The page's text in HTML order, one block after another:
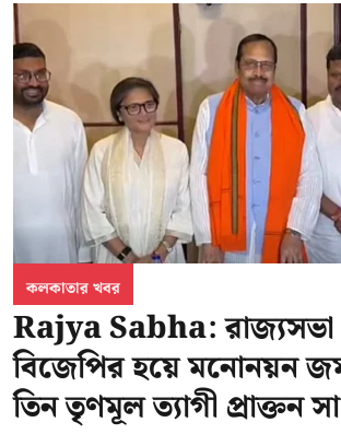
কলকাতার খবর
Rajya Sabha: রাজ্যসভা
বিজেপির হয়ে মনোনয়ন
তিন তৃণমূল ত্যাগী প্রাক্তন